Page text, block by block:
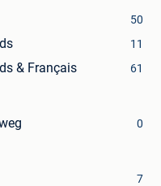
50
11
& Français 61
0
7